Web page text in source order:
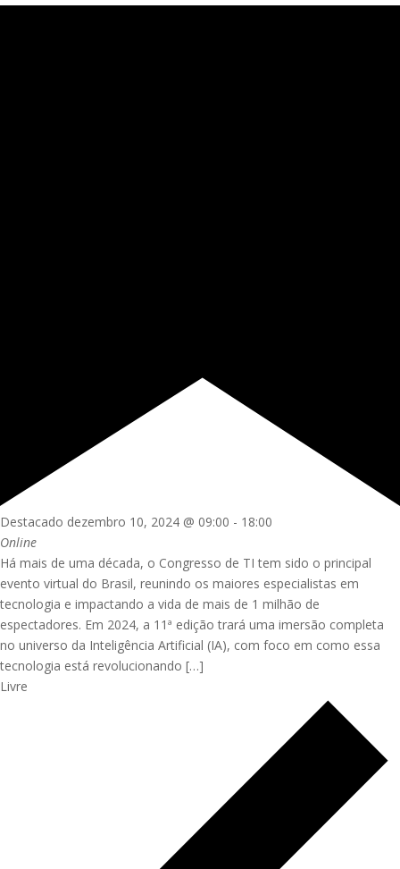
Destacado dezembro 10, 2024 @ 09:00 - 18:00
Online
Há mais de uma década, o Congresso de TI tem sido o principal
evento virtual do Brasil, reunindo os maiores especialistas em
tecnologia e impactando a vida de mais de 1 milhão de
espectadores. Em 2024, a 11ª edição trará uma imersão completa
no universo da Inteligência Artificial (IA), com foco em como essa
tecnologia está revolucionando […]
Livre